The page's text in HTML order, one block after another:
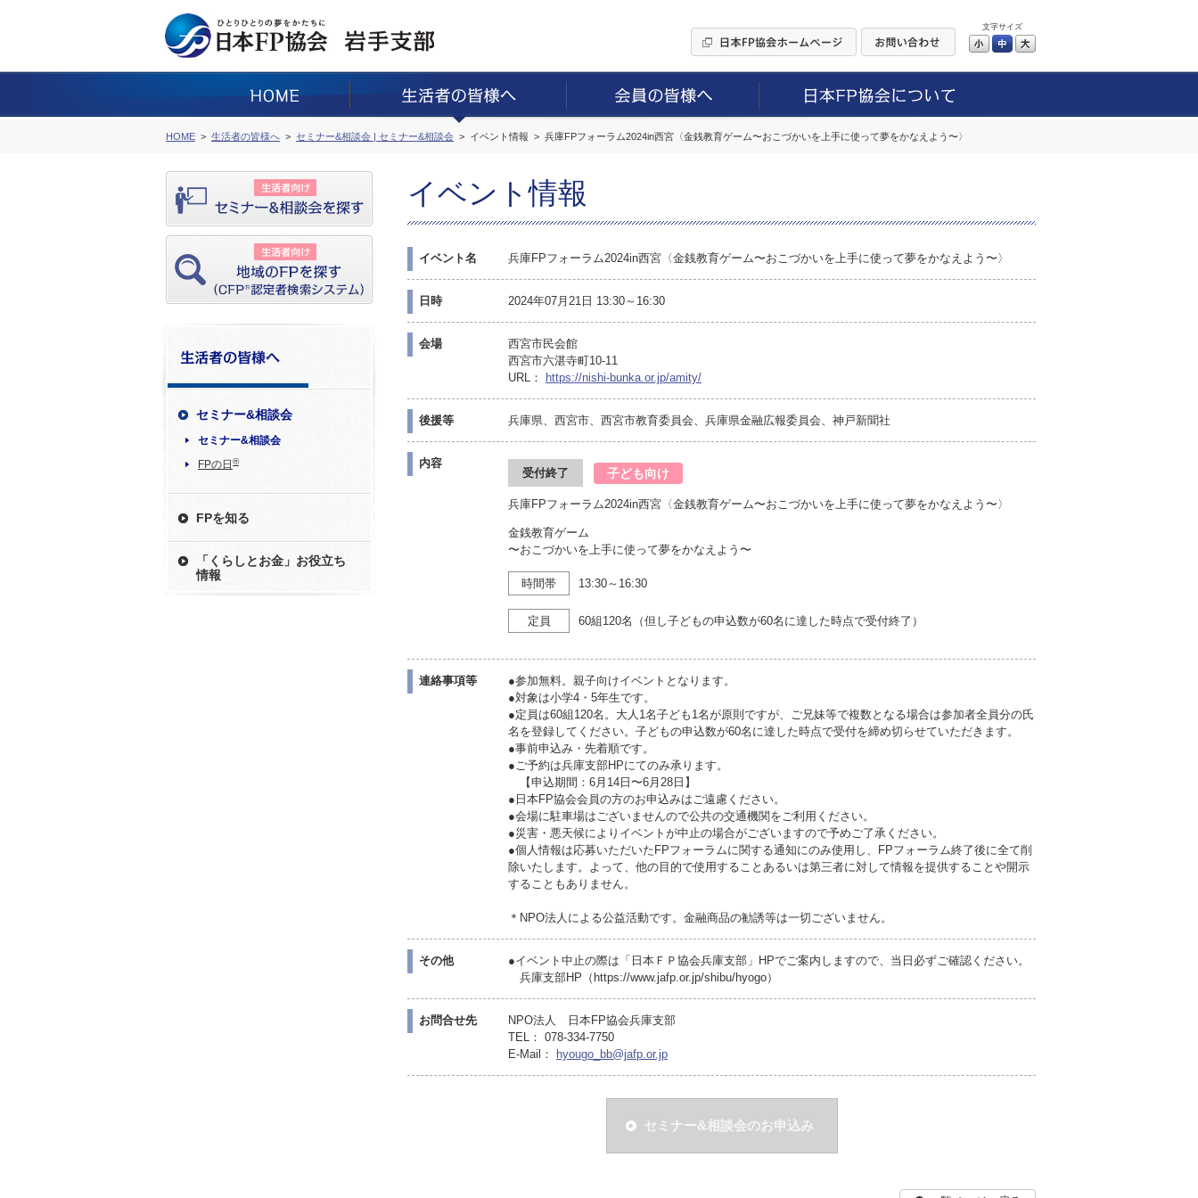
文字サイズ
小 中
HOME 生活者の皆様へ セミナー&相談会 | セミナー&相談会 イベント情報 兵庫FPフォーラム2024in西宮〈金銭教育ゲーム〜おこづかいを上手に使って夢をかなえよう〜〉
セミナー&相談会
セミナー&相談会
FPの日 ®
FPを知る
「くらしとお金」お役立ち
情報
イベント情報
イベント名 兵庫FPフォーラム2024in西宮〈金銭教育ゲーム〜おこづかいを上手に使って夢をかなえよう〜〉
日時 2024年07月21日 13:30～16:30
会場
西宮市民会館
西宮市六湛寺町10-11
URL：
https://nishi-bunka.or.jp/amity/
後援等 兵庫県、西宮市、西宮市教育委員会、兵庫県金融広報委員会、神戸新聞社
内容
受付終了 子ども向け
兵庫FPフォーラム2024in西宮〈金銭教育ゲーム〜おこづかいを上手に使って夢をかなえよう〜〉
金銭教育ゲーム
〜おこづかいを上手に使って夢をかなえよう〜
時間帯 13:30～16:30
定員 60組120名（但し子どもの申込数が60名に達した時点で受付終了）
連絡事項等
●参加無料。親子向けイベントとなります。
●対象は小学4・5年生です。
●定員は60組120名。大人1名子ども1名が原則ですが、ご兄妹等で複数となる場合は参加者全員分の氏
名を登録してください。子どもの申込数が60名に達した時点で受付を締め切らせていただきます。
●事前申込み・先着順です。
●ご予約は兵庫支部HPにてのみ承ります。
【申込期間：6月14日〜6月28日】
●日本FP協会会員の方のお申込みはご遠慮ください。
●会場に駐車場はございませんので公共の交通機関をご利用ください。
●災害・悪天候によりイベントが中止の場合がございますので予めご了承ください。
●個人情報は応募いただいたFPフォーラムに関する通知にのみ使用し、FPフォーラム終了後に全て削
除いたします。よって、他の目的で使用することあるいは第三者に対して情報を提供することや開示
することもありません。
＊NPO法人による公益活動です。金融商品の勧誘等は一切ございません。
その他
●イベント中止の際は「日本ＦＰ協会兵庫支部」HPでご案内しますので、当日必ずご確認ください。
兵庫支部HP（https://www.jafp.or.jp/shibu/hyogo）
お問合せ先
NPO法人 日本FP協会兵庫支部
TEL： 078-334-7750
E-Mail：
hyougo_bb@jafp.or.jp
セミナー&相談会のお申込み